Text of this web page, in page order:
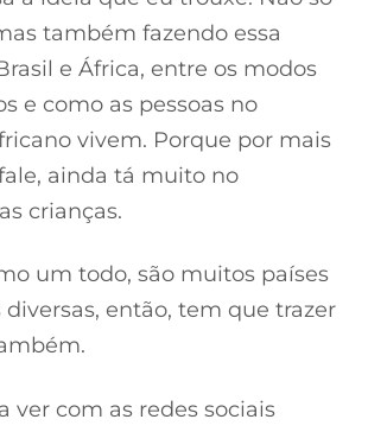
também fazendo essa
e África, entre os modos
e como as pessoas no
vivem. Porque por mais
ainda tá muito no
crianças.
um todo, são muitos países
então, tem que trazer
ver com as redes sociais